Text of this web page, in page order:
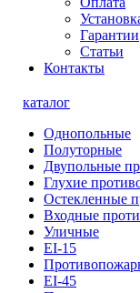
Гарантии
Статьи
Контакты
каталог
Однопольные
Полуторные
Двупольные
Глухие
Остекленные
Входные
Уличные
EI-15
EI-45